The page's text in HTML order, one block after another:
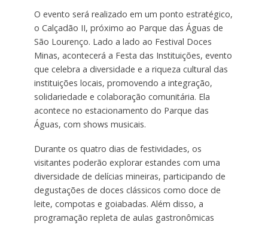
O evento será realizado em um ponto estratégico,
o Calçadão II, próximo ao Parque das Águas de
São Lourenço. Lado a lado ao Festival Doces
Minas, acontecerá a Festa das Instituições, evento
que celebra a diversidade e a riqueza cultural das
instituições locais, promovendo a integração,
solidariedade e colaboração comunitária. Ela
acontece no estacionamento do Parque das
Águas, com shows musicais.
Durante os quatro dias de festividades, os
visitantes poderão explorar estandes com uma
diversidade de delícias mineiras, participando de
degustações de doces clássicos como doce de
leite, compotas e goiabadas. Além disso, a
programação repleta de aulas gastronômicas